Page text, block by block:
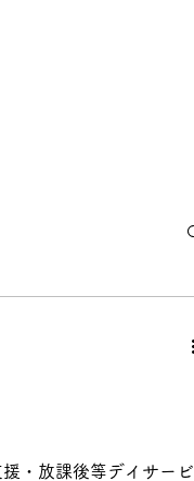
・放課後等デイサービ